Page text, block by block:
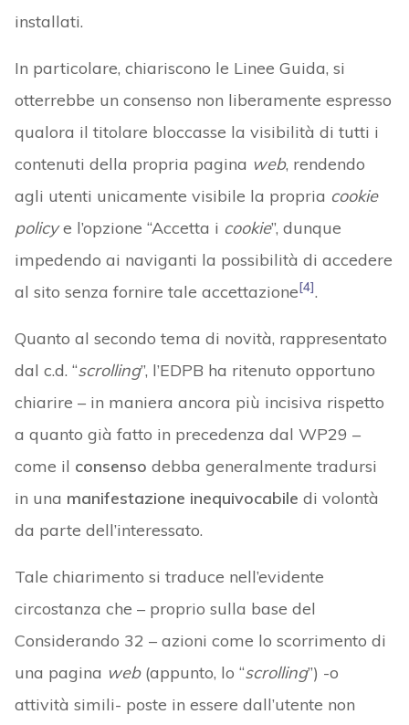
installati.
In particolare, chiariscono le Linee Guida, si
otterrebbe un consenso non liberamente espresso
qualora il titolare bloccasse la visibilità di tutti i
contenuti della propria pagina web, rendendo
agli utenti unicamente visibile la propria cookie
policye l’opzione “Accetta i cookie”, dunque
impedendo ai naviganti la possibilità di accedere
al sito senza fornire tale accettazione[4].
Quanto al secondo tema di novità, rappresentato
dal c.d. “scrolling”, l’EDPB ha ritenuto opportuno
chiarire – in maniera ancora più incisiva rispetto
a quanto già fatto in precedenza dal WP29 –
come il consenso debba generalmente tradursi
in una manifestazione inequivocabile di volontà
da parte dell’interessato.
Tale chiarimento si traduce nell’evidente
circostanza che – proprio sulla base del
Considerando 32 – azioni come lo scorrimento di
una pagina web(appunto, lo “scrolling”) -o
attività simili- poste in essere dall’utente non